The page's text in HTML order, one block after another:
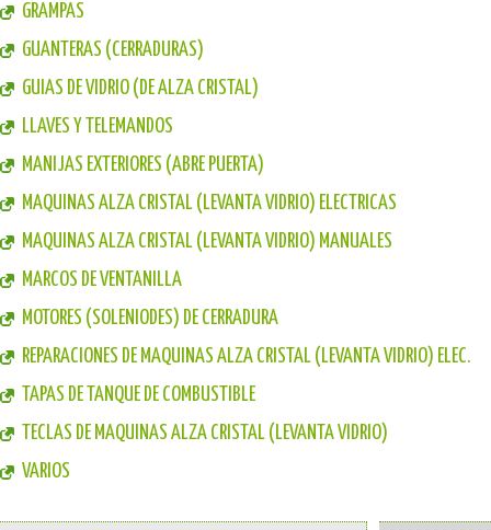
GRAMPAS
GUANTERAS (CERRADURAS)
GUIAS DE VIDRIO (DE ALZA CRISTAL)
LLAVES Y TELEMANDOS
MANIJAS EXTERIORES (ABRE PUERTA)
MAQUINAS ALZA CRISTAL (LEVANTA VIDRIO) ELECTRICAS
MAQUINAS ALZA CRISTAL (LEVANTA VIDRIO) MANUALES
MARCOS DE VENTANILLA
MOTORES (SOLENIODES) DE CERRADURA
REPARACIONES DE MAQUINAS ALZA CRISTAL (LEVANTA VIDRIO) ELEC.
TAPAS DE TANQUE DE COMBUSTIBLE
TECLAS DE MAQUINAS ALZA CRISTAL (LEVANTA VIDRIO)
VARIOS